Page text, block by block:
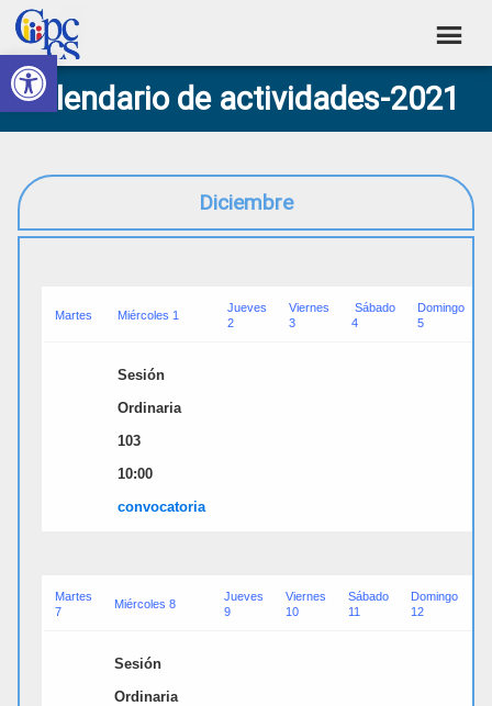
Abrir barra de herramientas
Skip
to
primary
navigation
Skip
to
main
content
Skip
to
primary
sidebar
Skip
to
footer
Consejo
de
Ciudadana
Control
Construyendo
Poder
Ciudadano
Calendario de actividades-2021
Diciembre
Martes Miércoles 1
Jueves
2
Viernes
3
Sábado
4
Domingo
5
Sesión
Ordinaria
103
10:00
convocatoria
Martes
7
Miércoles 8
Jueves
9
Viernes
10
Sábado
11
Domingo
12
Sesión
Ordinaria